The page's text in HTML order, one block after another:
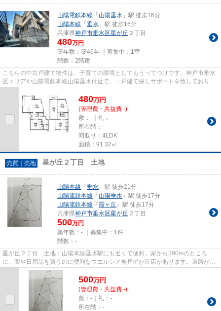
山陽電鉄本線 「 山陽垂水 」駅 徒歩16分
山陽本線 「 垂水 」駅 徒歩16分
兵庫県神戸市垂水区星が丘 ２丁目
480万円
築年数：築46年 ｜募集中： 1室
階数：2階建
こちらの中古戸建て物件は、子育ての環境としてもうってつけです。神戸市垂水
区エリアや山陽電鉄本線山陽垂水付近で、一戸建て探しサポートを致しておりま
480万円
(管理費・共益費 -)
敷：-｜礼：-
所在階：-
間取り：4LDK
面積：91.32㎡
売買｜売地 星が丘２丁目 土地
山陽本線 「 垂水 」駅 徒歩21分
山陽電鉄本線 「 山陽垂水 」駅 徒歩17分
山陽電鉄本線 「 霞ヶ丘 」駅 徒歩17分
兵庫県神戸市垂水区星が丘 ２丁目
500万円
築年数：- ｜募集中： 1件
階数：-
星が丘２丁目 土地：山陽本線垂水駅にも近くて便利。家から390mのところ
に、薬や日用品を買うのに便利なウエルシア神戸星が丘店があります。道路が南
側に面しているので、とてもニー...
500万円
(管理費・共益費 -)
敷：-｜礼：-
所在階：-